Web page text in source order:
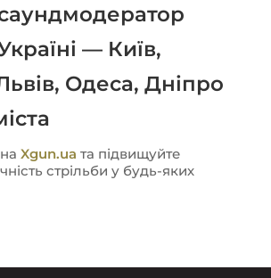
— Київ,
Одеса, Дніпро
Xgun.ua та підвищуйте
стрільби у будь-яких